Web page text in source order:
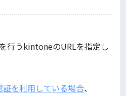
行うkintoneのURLを指定し
を利用している場合、